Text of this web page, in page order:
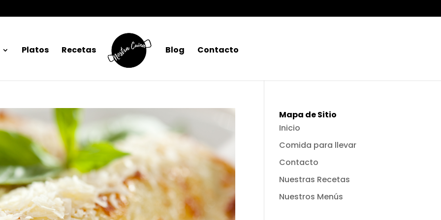
Platos Recetas Blog Contacto
Mapa de Sitio
Inicio
Comida para llevar
Contacto
Nuestras Recetas
Nuestros Menús